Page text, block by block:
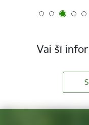
Vai šī